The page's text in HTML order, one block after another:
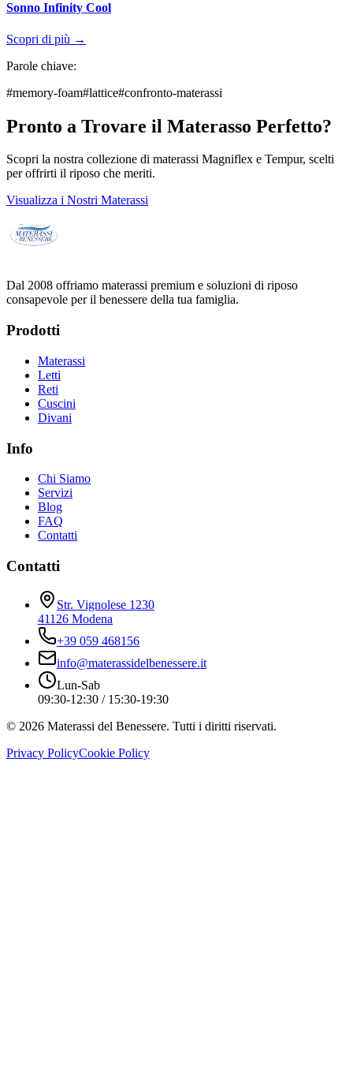
Sonno Infinity Cool
Scopri di più →
Parole chiave:
#memory-foam#lattice#confronto-materassi
Pronto a Trovare il Materasso Perfetto?
Scopri la nostra collezione di materassi Magniflex e Tempur, scelti
per offrirti il riposo che meriti.
Visualizza i Nostri Materassi
Dal 2008 offriamo materassi premium e soluzioni di riposo
consapevole per il benessere della tua famiglia.
Prodotti
Materassi
Letti
Reti
Cuscini
Divani
Info
Chi Siamo
Servizi
Blog
FAQ
Contatti
Contatti
Str. Vignolese 1230
41126 Modena
+39 059 468156
info@materassidelbenessere.it
Lun-Sab
09:30-12:30 / 15:30-19:30
© 2026 Materassi del Benessere. Tutti i diritti riservati.
Privacy PolicyCookie Policy